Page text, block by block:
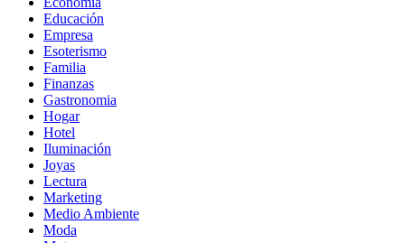
Educación
Empresa
Esoterismo
Familia
Finanzas
Gastronomia
Hogar
Hotel
Iluminación
Joyas
Lectura
Marketing
Medio Ambiente
Moda